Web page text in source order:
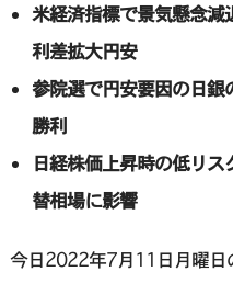
米経済指標で景気懸念減
利差拡大円安
参院選で円安要因の日銀
勝利
日経株価上昇時の低リ
替相場に影響
今日2022年7月11日月曜日